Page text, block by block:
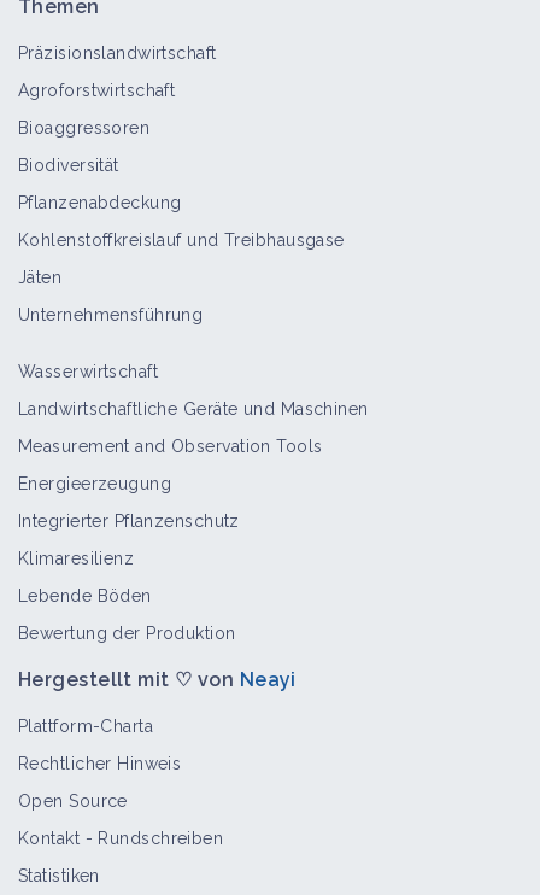
Themen
Präzisionslandwirtschaft
Agroforstwirtschaft
Bioaggressoren
Biodiversität
Pflanzenabdeckung
Kohlenstoffkreislauf und Treibhausgase
Jäten
Unternehmensführung
Wasserwirtschaft
Landwirtschaftliche Geräte und Maschinen
Measurement and Observation Tools
Energieerzeugung
Integrierter Pflanzenschutz
Klimaresilienz
Lebende Böden
Bewertung der Produktion
Hergestellt mit ♡ von Neayi
Plattform-Charta
Rechtlicher Hinweis
Open Source
Kontakt - Rundschreiben
Statistiken